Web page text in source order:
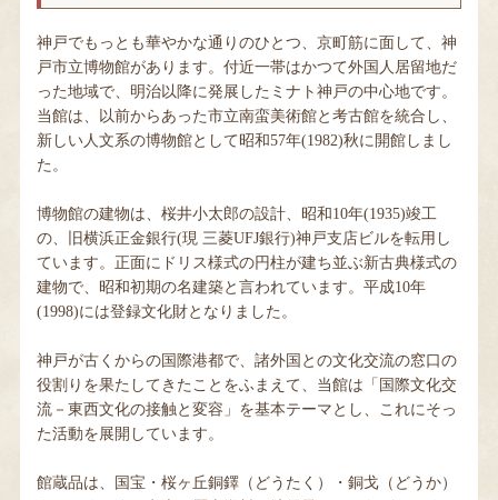
お知らせ・イベント
Language
神戸でもっとも華やかな通りのひとつ、京町筋に面して、神
戸市立博物館があります。付近一帯はかつて外国人居留地だ
った地域で、明治以降に発展したミナト神戸の中心地です。
当館は、以前からあった市立南蛮美術館と考古館を統合し、
新しい人文系の博物館として昭和57年(1982)秋に開館しまし
た。
博物館の建物は、桜井小太郎の設計、昭和10年(1935)竣工
の、旧横浜正金銀行(現 三菱UFJ銀行)神戸支店ビルを転用し
ています。正面にドリス様式の円柱が建ち並ぶ新古典様式の
建物で、昭和初期の名建築と言われています。平成10年
(1998)には登録文化財となりました。
神戸が古くからの国際港都で、諸外国との文化交流の窓口の
役割りを果たしてきたことをふまえて、当館は「国際文化交
流－東西文化の接触と変容」を基本テーマとし、これにそっ
た活動を展開しています。
館蔵品は、国宝・桜ヶ丘銅鐸（どうたく）・銅戈（どうか）